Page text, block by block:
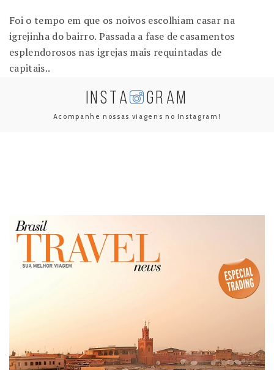
Foi o tempo em que os noivos escolhiam casar na
igrejinha do bairro. Passada a fase de casamentos
esplendorosos nas igrejas mais requintadas de
capitais..
INSTA GRAM
Acompanhe nossas viagens no Instagram!